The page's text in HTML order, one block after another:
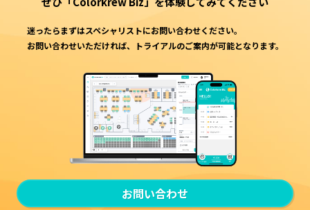
迷ったらまずはスペシャリストにお問い合わせください。
お問い合わせいただければ、トライアルのご案内が可能となります。
お問い合わせ